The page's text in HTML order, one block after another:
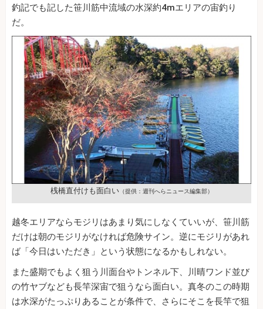
釣記でも記した笹川筋中流域の水深約4mエリアの宙釣り
だ。
桟橋直付けも面白い（提供：週刊へらニュース編集部）
越冬エリアならモジリはあまり気にしなくていいが、笹川筋
だけは朝のモジリがなければ危険サイン。逆にモジリがあれ
ば「今日はいただき」という状態になるかもしれない。
また盛期でもよく狙う川面台やトンネル下、川晴ワンド並び
の竹ヤブなども長竿深宙で狙うなら面白い。真冬のこの時期
は水深がたっぷりあることが条件で、さらにそこを長竿で狙